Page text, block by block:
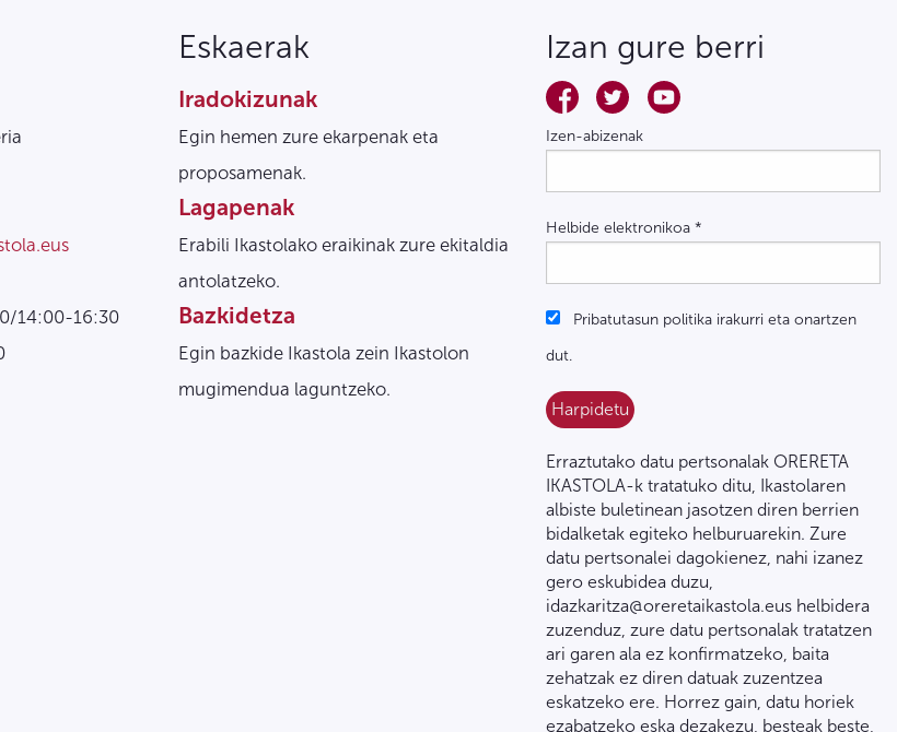
14:00-16:30
Eskaerak
Iradokizunak
Egin hemen zure ekarpenak eta
proposamenak.
Lagapenak
Erabili Ikastolako eraikinak zure ekitaldia
antolatzeko.
Bazkidetza
Egin bazkide Ikastola zein Ikastolon
mugimendua laguntzeko.
Izan gure berri
Izen-abizenak
Helbide elektronikoa *
Pribatutasun politika irakurri eta onartzen
dut.
Erraztutako datu pertsonalak ORERETA
IKASTOLA-k tratatuko ditu, Ikastolaren
albiste buletinean jasotzen diren berrien
bidalketak egiteko helburuarekin. Zure
datu pertsonalei dagokienez, nahi izanez
gero eskubidea duzu,
idazkaritza@oreretaikastola.eus helbidera
zuzenduz, zure datu pertsonalak tratatzen
ari garen ala ez konfirmatzeko, baita
zehatzak ez diren datuak zuzentzea
eskatzeko ere. Horrez gain, datu horiek
ezabatzeko eska dezakezu, besteak beste,